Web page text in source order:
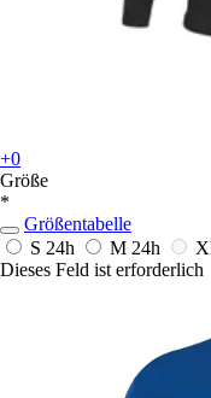
+0
Größe
*
Größentabelle
S 24h M 24h
Dieses Feld ist erforderlich